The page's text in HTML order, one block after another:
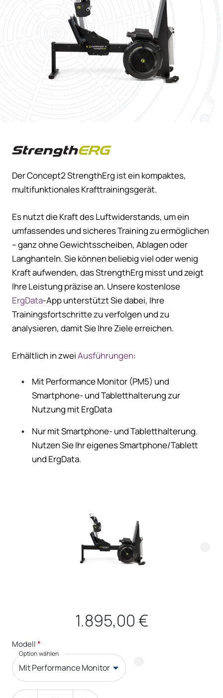
Der Concept2 StrengthErg ist ein kompaktes,
multifunktionales Krafttrainingsgerät.
Es nutzt die Kraft des Luftwiderstands, um ein
umfassendes und sicheres Training zu ermöglichen
– ganz ohne Gewichtsscheiben, Ablagen oder
Langhanteln. Sie können beliebig viel oder wenig
Kraft aufwenden, das StrengthErg misst und zeigt
Ihre Leistung präzise an. Unsere kostenlose
ErgData-App unterstützt Sie dabei, Ihre
Trainingsfortschritte zu verfolgen und zu
analysieren, damit Sie Ihre Ziele erreichen.
Erhältlich in zweiAusführungen:
Mit Performance Monitor (PM5) und
Smartphone- und Tabletthalterung zur
Nutzung mit ErgData
Nur mit Smartphone- und Tabletthalterung.
Nutzen Sie Ihr eigenes Smartphone/Tablett
und ErgData.
1.895,00 €
Modell*
Option wählen
Mit Performance Monitor